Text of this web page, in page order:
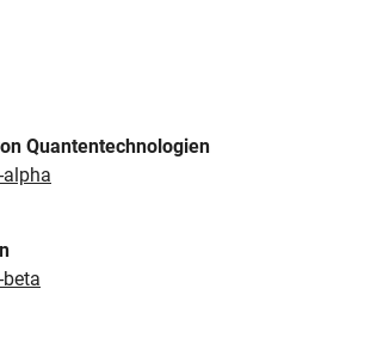
Quantentechnologien